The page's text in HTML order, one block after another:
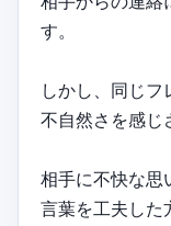
す。
しかし、同じ
不自然さを感じ
相手に不快な思
言葉を工夫した